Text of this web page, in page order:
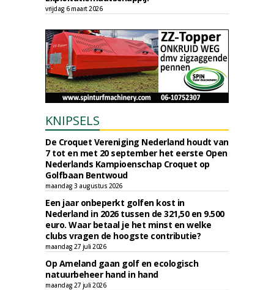
vrijdag 6 maart 2026
KNIPSELS
De Croquet Vereniging Nederland houdt van
7 tot en met 20 september het eerste Open
Nederlands Kampioenschap Croquet op
Golfbaan Bentwoud
maandag 3 augustus 2026
Een jaar onbeperkt golfen kost in
Nederland in 2026 tussen de 321,50 en 9.500
euro. Waar betaal je het minst en welke
clubs vragen de hoogste contributie?
maandag 27 juli 2026
Op Ameland gaan golf en ecologisch
natuurbeheer hand in hand
maandag 27 juli 2026